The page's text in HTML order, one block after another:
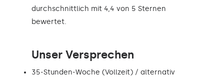
durchschnittlich mit 4,4 von 5 Sternen
bewertet.
Unser Versprechen
35-Stunden-Woche (Vollzeit) / alternativ